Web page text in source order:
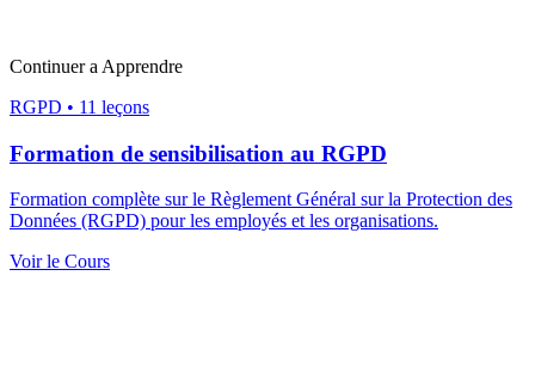
Continuer a Apprendre
RGPD • 11 leçons
Formation de sensibilisation au RGPD
Formation complète sur le Règlement Général sur la Protection des
Données (RGPD) pour les employés et les organisations.
Voir le Cours